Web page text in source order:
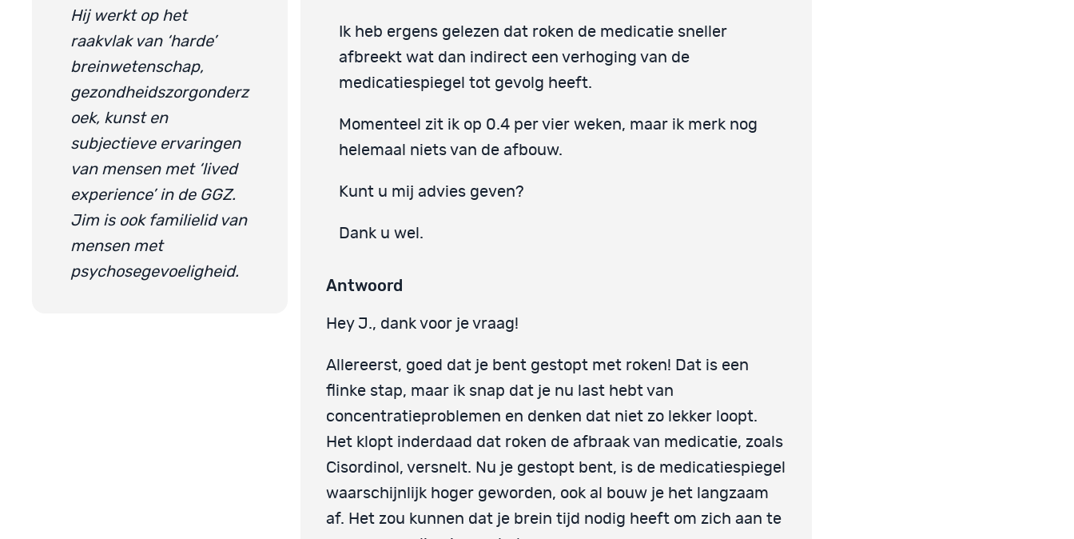
Hij werkt op het
raakvlak van ‘harde’
breinwetenschap,
gezondheidszorgonderz
oek, kunst en
subjectieve ervaringen
van mensen met ‘lived
experience’ in de GGZ.
Jim is ook familielid van
mensen met
psychosegevoeligheid.
Ik heb ergens gelezen dat roken de medicatie sneller
afbreekt wat dan indirect een verhoging van de
medicatiespiegel tot gevolg heeft.
Momenteel zit ik op 0.4 per vier weken, maar ik merk nog
helemaal niets van de afbouw.
Kunt u mij advies geven?
Dank u wel.
Antwoord
Hey J., dank voor je vraag!
Allereerst, goed dat je bent gestopt met roken! Dat is een
flinke stap, maar ik snap dat je nu last hebt van
concentratieproblemen en denken dat niet zo lekker loopt.
Het klopt inderdaad dat roken de afbraak van medicatie, zoals
Cisordinol, versnelt. Nu je gestopt bent, is de medicatiespiegel
waarschijnlijk hoger geworden, ook al bouw je het langzaam
af. Het zou kunnen dat je brein tijd nodig heeft om zich aan te